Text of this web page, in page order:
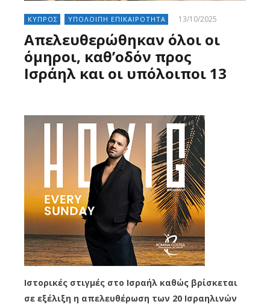
ΚΥΠΡΟΣ ΥΠΟΛΟΙΠΗ ΕΠΙΚΑΙΡΟΤΗΤΑ 13/10/2025
Απελευθερώθηκαν όλοι οι
όμηροι, καθ’οδόν προς
Ισράηλ και οι υπόλοιποι 13
Ιστορικές στιγμές στο Ισραήλ καθώς βρίσκεται
σε εξέλιξη η απελευθέρωση των 20 Ισραηλινών